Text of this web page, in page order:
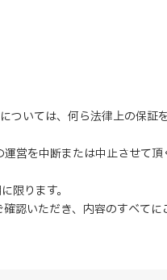
いては、何ら法律上の保証
営を中断または中止させて
限ります。
確認いただき、内容のすべて